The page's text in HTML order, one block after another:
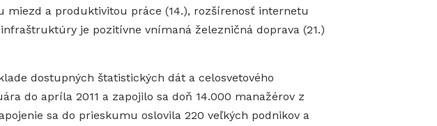
miezd a produktivitou práce (14.), rozšírenosť internetu
je pozitívne vnímaná železničná doprava (21.)
dostupných štatistických dát a celosvetového
do apríla 2011 a zapojilo sa doň 14.000 manažérov z
sa do prieskumu oslovila 220 veľkých podnikov a